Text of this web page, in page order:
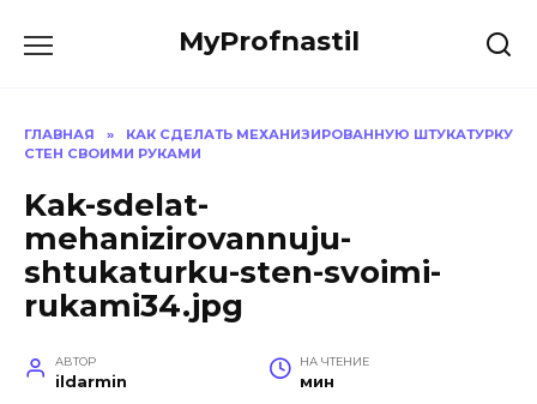
MyProfnastil
ГЛАВНАЯ »
КАК СДЕЛАТЬ МЕХАНИЗИРОВАННУЮ ШТУКАТУРКУ
СТЕН СВОИМИ РУКАМИ
Kak-sdelat-
mehanizirovannuju-
shtukaturku-sten-svoimi-
rukami34.jpg
АВТОР
ildarmin
НА ЧТЕНИЕ
мин